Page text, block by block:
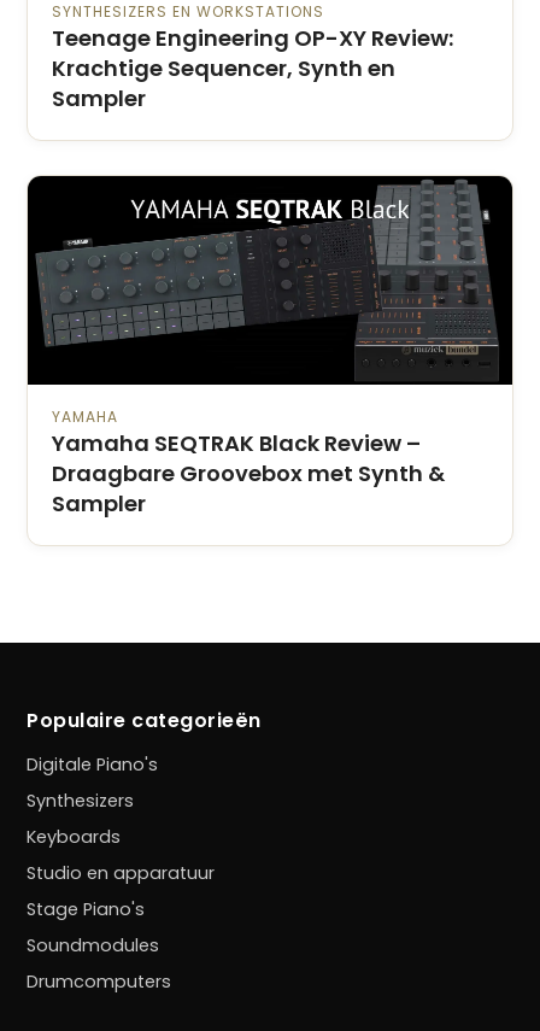
SYNTHESIZERS EN WORKSTATIONS
Teenage Engineering OP-XY Review:
Krachtige Sequencer, Synth en
Sampler
YAMAHA
Yamaha SEQTRAK Black Review –
Draagbare Groovebox met Synth &
Sampler
Populaire categorieën
Digitale Piano's
Synthesizers
Keyboards
Studio en apparatuur
Stage Piano's
Soundmodules
Drumcomputers